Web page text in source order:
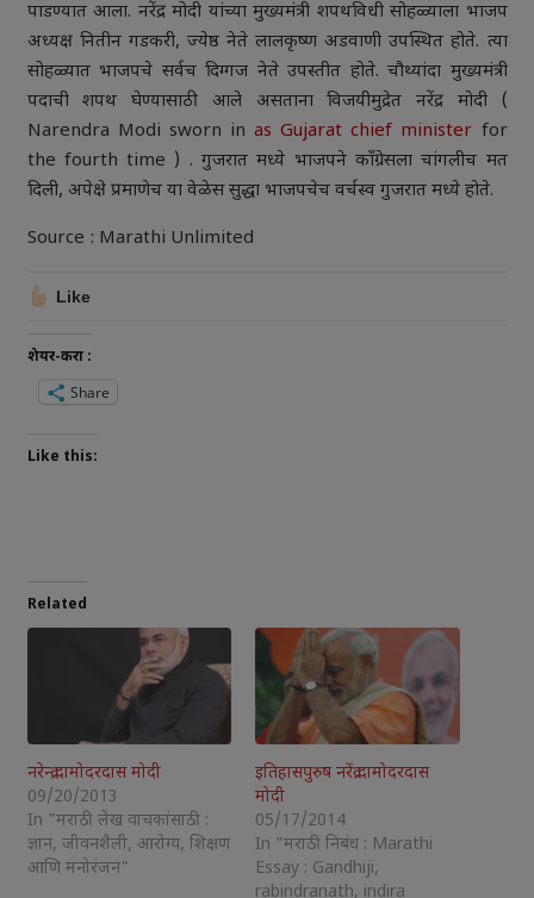
पाडण्यात आला. नरेंद्र मोदी यांच्या मुख्यमंत्री शपथविधी सोहळ्याला भाजप
अध्यक्ष नितीन गडकरी, ज्येष्ठ नेते लालकृष्ण अडवाणी उपस्थित होते. त्या
सोहळ्यात भाजपचे सर्वच दिग्गज नेते उपस्तीत होते. चौथ्यांदा मुख्यमंत्री
पदाची शपथ घेण्यासाठी आले असताना विजयीमुद्रेत नरेंद्र मोदी (
Narendra Modi sworn in as Gujarat chief minister for
the fourth time ) . गुजरात मध्ये भाजपने कॉंग्रेसला चांगलीच मत
दिली, अपेक्षे प्रमाणेच या वेळेस सुद्धा भाजपचेच वर्चस्व गुजरात मध्ये होते.
Source : Marathi Unlimited
Like
शेयर-करा :
Share
Like this:
Related
नरेन्द्र दामोदरदास मोदी
09/20/2013
In "मराठी लेख वाचकांसाठी :
ज्ञान, जीवनशैली, आरोग्य, शिक्षण
आणि मनोरंजन"
इतिहासपुरुष नरेंद्र दामोदरदास
मोदी
05/17/2014
In "मराठी निबंध : Marathi
Essay : Gandhiji,
rabindranath, indira